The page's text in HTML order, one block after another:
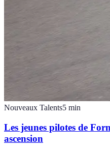
Nouveaux Talents5 min
Les jeunes pilotes de
ascension